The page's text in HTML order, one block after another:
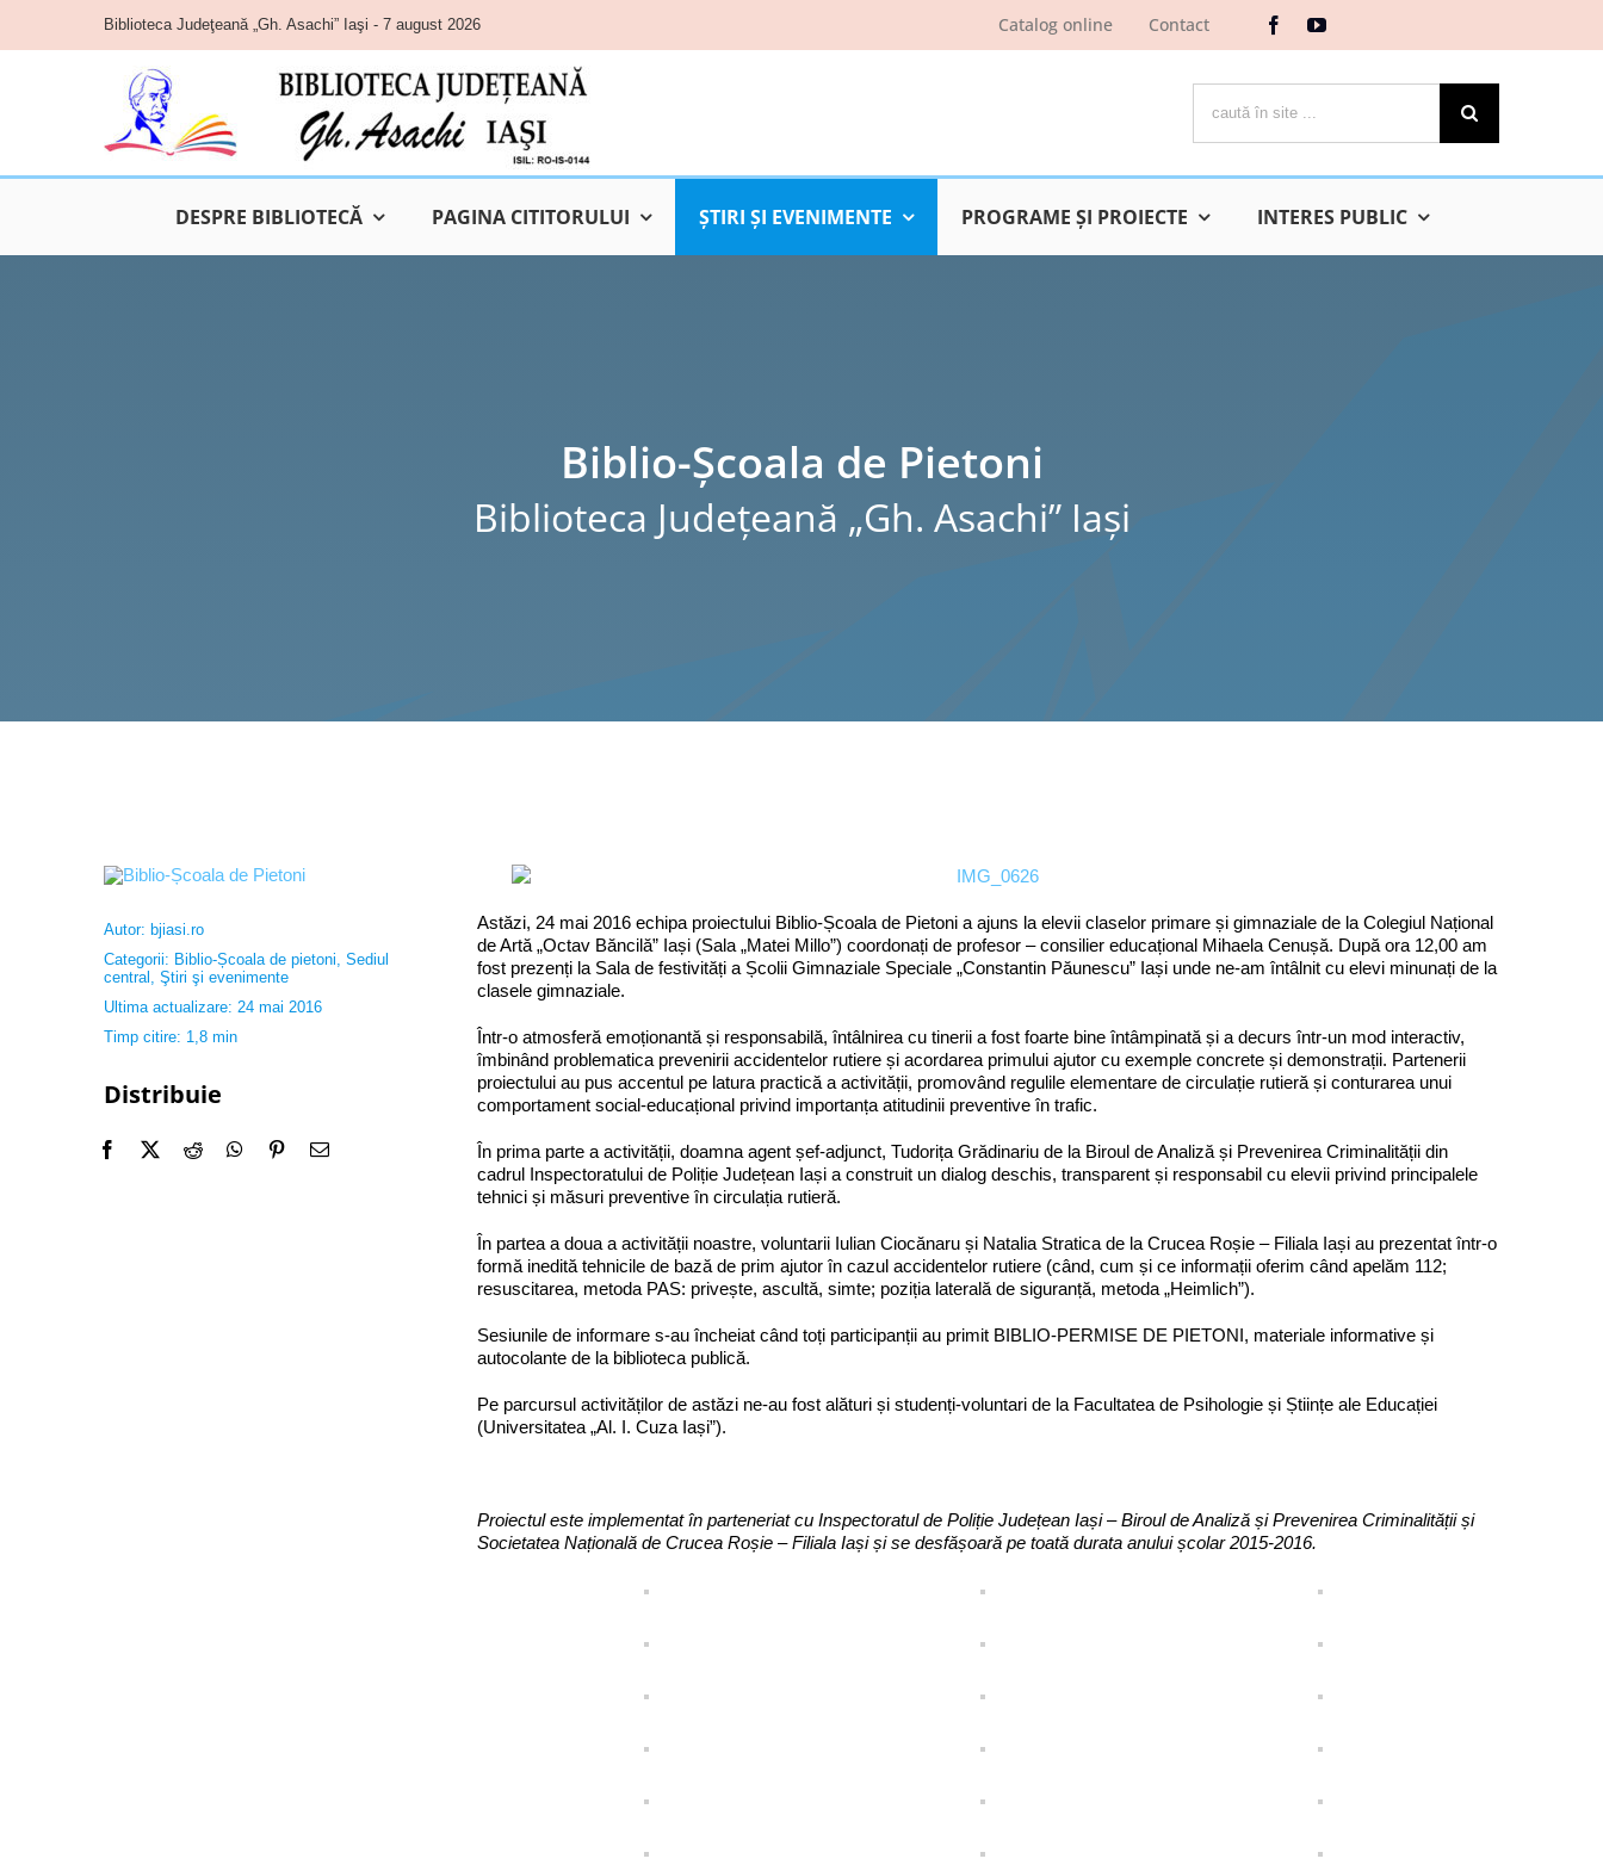
content
Biblioteca Judeţeană „Gh. Asachi” Iaşi - 7 august 2026 Catalog online Contact
DESPRE BIBLIOTECĂ PAGINA CITITORULUI ŞTIRI ŞI EVENIMENTE PROGRAME ŞI PROIECTE INTERES PUBLIC
Biblio-Școala de Pietoni
Biblioteca Judeţeană „Gh. Asachi” Iaşi
Autor: bjiasi.ro
Categorii: Biblio-Școala de pietoni, Sediul
central , Ştiri şi evenimente
Ultima actualizare: 24 mai 2016
Timp citire: 1,8 min
Distribuie
Astăzi, 24 mai 2016 echipa proiectului Biblio-Școala de Pietoni a ajuns la elevii claselor primare și gimnaziale de la Colegiul Național
de Artă „Octav Băncilă” Iași (Sala „Matei Millo”) coordonați de profesor – consilier educațional Mihaela Cenușă. După ora 12,00 am
fost prezenți la Sala de festivități a Școlii Gimnaziale Speciale „Constantin Păunescu” Iași unde ne-am întâlnit cu elevi minunați de la
clasele gimnaziale.
Într-o atmosferă emoționantă și responsabilă, întâlnirea cu tinerii a fost foarte bine întâmpinată și a decurs într-un mod interactiv,
îmbinând problematica prevenirii accidentelor rutiere și acordarea primului ajutor cu exemple concrete și demonstrații. Partenerii
proiectului au pus accentul pe latura practică a activității, promovând regulile elementare de circulație rutieră și conturarea unui
comportament social-educațional privind importanța atitudinii preventive în trafic.
În prima parte a activității, doamna agent șef-adjunct, Tudorița Grădinariu de la Biroul de Analiză și Prevenirea Criminalității din
cadrul Inspectoratului de Poliție Județean Iași a construit un dialog deschis, transparent și responsabil cu elevii privind principalele
tehnici și măsuri preventive în circulația rutieră.
În partea a doua a activității noastre, voluntarii Iulian Ciocănaru și Natalia Stratica de la Crucea Roșie – Filiala Iași au prezentat într-o
formă inedită tehnicile de bază de prim ajutor în cazul accidentelor rutiere (când, cum și ce informații oferim când apelăm 112;
resuscitarea, metoda PAS: privește, ascultă, simte; poziția laterală de siguranță, metoda „Heimlich”).
Sesiunile de informare s-au încheiat când toți participanții au primit BIBLIO-PERMISE DE PIETONI, materiale informative și
autocolante de la biblioteca publică.
Pe parcursul activităților de astăzi ne-au fost alături și studenți-voluntari de la Facultatea de Psihologie și Științe ale Educației
(Universitatea „Al. I. Cuza Iași”).
Proiectul este implementat în parteneriat cu Inspectoratul de Poliție Județean Iași – Biroul de Analiză și Prevenirea Criminalității și
Societatea Națională de Crucea Roșie – Filiala Iași și se desfășoară pe toată durata anului școlar 2015-2016.